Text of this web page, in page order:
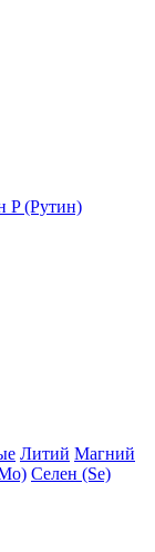
P (Рутин)
Литий Магний
Селен (Se)